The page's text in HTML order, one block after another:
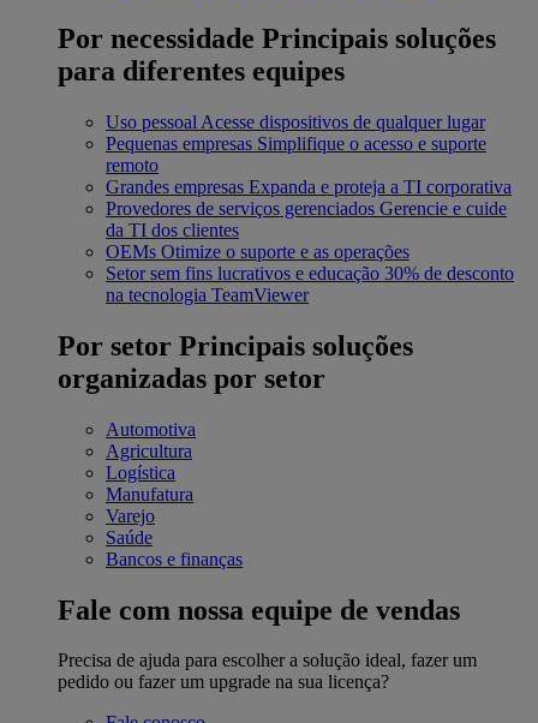
Por necessidade Principais soluções
para diferentes equipes
Uso pessoal Acesse dispositivos de qualquer lugar
Pequenas empresas Simplifique o acesso e suporte
remoto
Grandes empresas Expanda e proteja a TI corporativa
Provedores de serviços gerenciados Gerencie e cuide
da TI dos clientes
OEMs Otimize o suporte e as operações
Setor sem fins lucrativos e educação 30% de desconto
na tecnologia TeamViewer
Por setor Principais soluções
organizadas por setor
Automotiva
Agricultura
Logística
Manufatura
Varejo
Saúde
Bancos e finanças
Fale com nossa equipe de vendas
Precisa de ajuda para escolher a solução ideal, fazer um
pedido ou fazer um upgrade na sua licença?